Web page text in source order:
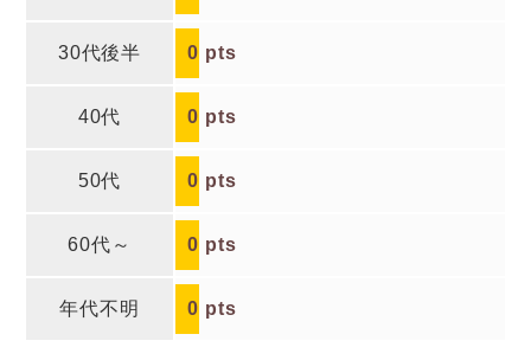
30代後半 0 pts
40代 0 pts
50代 0 pts
60代～ 0 pts
年代不明 0 pts